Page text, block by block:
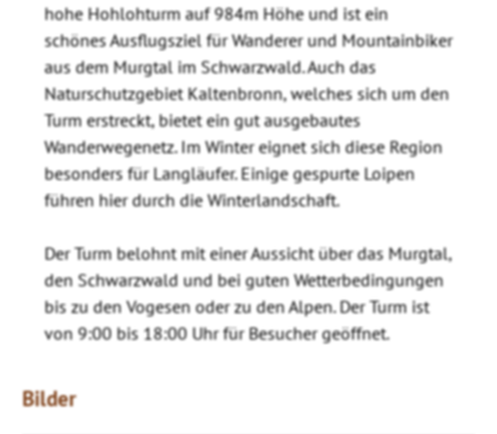
hohe Hohlohturm auf 984m Höhe und ist ein
schönes Ausflugsziel für Wanderer und Mountainbiker
aus dem Murgtal im Schwarzwald. Auch das
Naturschutzgebiet Kaltenbronn, welches sich um den
Turm erstreckt, bietet ein gut ausgebautes
Wanderwegenetz. Im Winter eignet sich diese Region
besonders für Langläufer. Einige gespurte Loipen
führen hier durch die Winterlandschaft.
Der Turm belohnt mit einer Aussicht über das Murgtal,
den Schwarzwald und bei guten Wetterbedingungen
bis zu den Vogesen oder zu den Alpen. Der Turm ist
von 9:00 bis 18:00 Uhr für Besucher geöffnet.
Bilder